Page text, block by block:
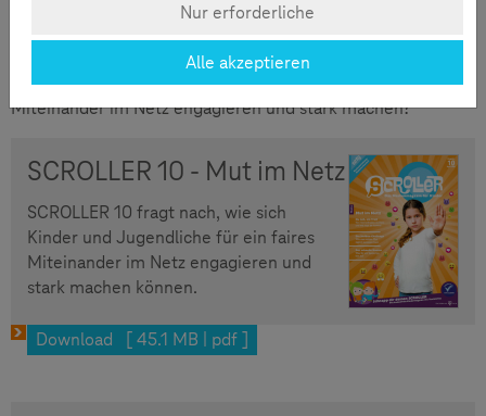
Die aktuelle SCROLLER-Ausgabe!
SCROLLER 10 fragt nach: Was ist digitale Zivilcourage? Wie
können sich Kinder und Jugendliche für ein faires
Miteinander im Netz engagieren und stark machen?
SCROLLER 10 - Mut im Netz
SCROLLER 10 fragt nach, wie sich
Kinder und Jugendliche für ein faires
Miteinander im Netz engagieren und
stark machen können.
Download [ 45.1 MB | pdf ]
Nur erforderliche
Alle akzeptieren